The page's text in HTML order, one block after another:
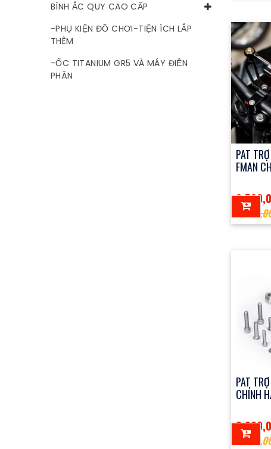
BÌNH ẮC QUY CAO CẤP
-PHỤ KIỆN ĐỒ CHƠI-TIỆN ÍCH LẮP
THÊM
-ỐC TITANIUM GR5 VÀ MÁY ĐIỆN
PHÂN
PAT
FMAN
PAT
CHÍNH